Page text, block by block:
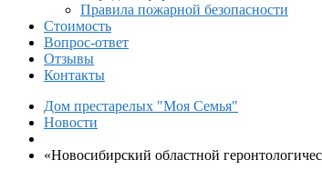
Правила пожарной безопасности
Стоимость
Вопрос-ответ
Отзывы
Контакты
Дом престарелых "Моя Семья"
Новости
«Новосибирский областной